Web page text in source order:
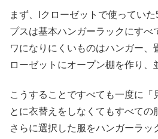
まず、lクローゼットで使ってい
プスは基本ハンガーラックにすべ
ワになりにくいものはハンガー、
ローゼットにオープン棚を作り、
こうすることですべても一度に「
とに衣替えをしなくてもすべての
さらに選択した服をハンガーラッ